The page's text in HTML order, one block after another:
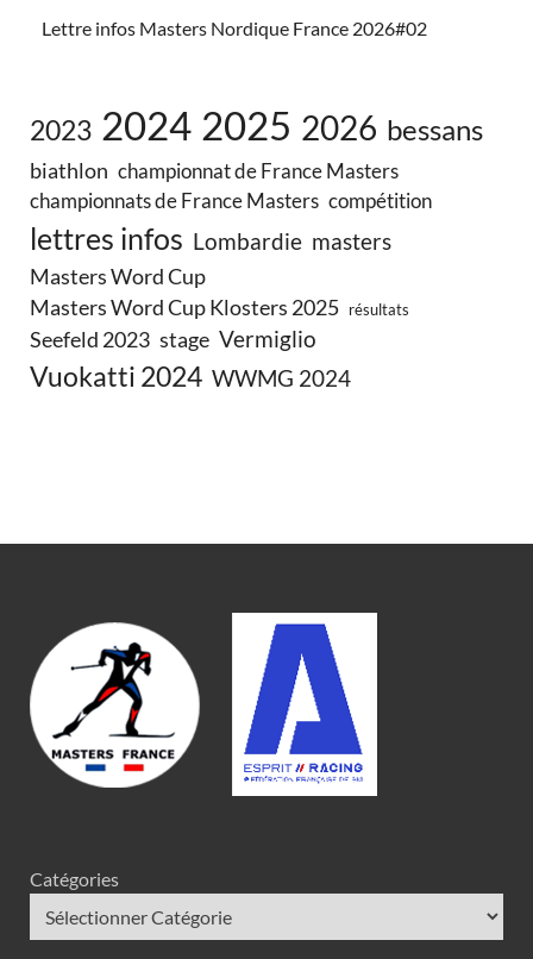
Lettre infos Masters Nordique France 2026#02
2023 2024 2025 2026 bessans
biathlon championnat de France Masters
championnats de France Masters compétition
lettres infos Lombardie masters
Masters Word Cup
Masters Word Cup Klosters 2025 résultats
Seefeld 2023 stage Vermiglio
Vuokatti 2024 WWMG 2024
Catégories